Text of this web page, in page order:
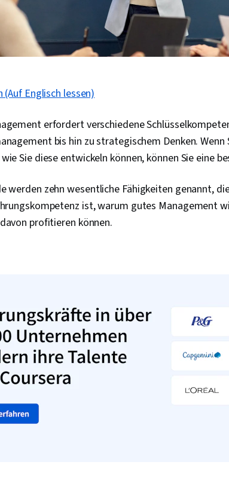
(Auf Englisch lessen)
erfordert verschiedene
bis hin zu strategischem Denken. Wenn
Sie diese entwickeln können, können Sie eine
werden zehn wesentliche Fähigkeiten genannt,
ist, warum gutes Management
profitieren können.